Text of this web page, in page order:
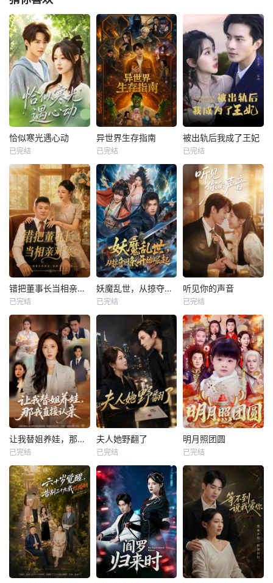
恰似寒光遇心动
已完结
异世界生存指南
已完结
被出轨后我成了王妃
已完结
错把董事长当相亲对象
已完结
妖魔乱世，从掠夺词条开始崛起
已完结
听见你的声音
已完结
让我替姐养娃，那我直接认亲
已完结
夫人她野翻了
已完结
明月照团圆
已完结